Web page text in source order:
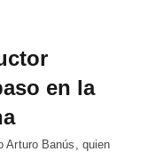
en la
Arturo Banús, quien